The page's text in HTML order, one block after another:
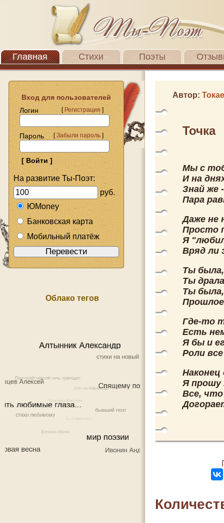
Главная Стихи Поэты
Вход для пользователей
Логин
[Регистрация]
Пароль [Забыли пароль]
На развитие Ты-Поэт:
руб.
ЮMoney
Банковская карта
Мобильный платёж
Облако тегов
Автор:
Точка
Мы с
И на
Знай же
Пара
Даже не
Просто
Я
Вряд ли
Ты
Ты
Ты
Где-то
Есть
Я бы и
Роли
Наконец
Я прошу
Все,